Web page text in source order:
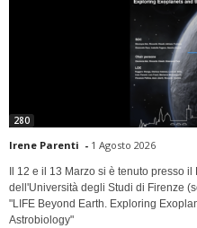
280
Irene Parenti - 1 Agosto 2026
Il 12 e il 13 Marzo si è tenuto presso
dell'Università degli Studi di Firenze
"LIFE Beyond Earth. Exploring
Astrobiology"